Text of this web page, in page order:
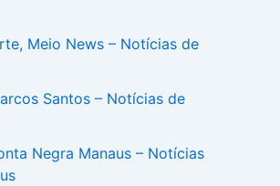
Meio News – Notícias de
Santos – Notícias de
Negra Manaus – Notícias